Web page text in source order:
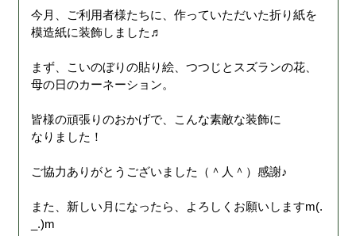
今月、ご利用者様たちに、作っていただいた折り紙を
模造紙に装飾しました♬
まず、こいのぼりの貼り絵、つつじとスズランの花、
母の日のカーネーション。
皆様の頑張りのおかげで、こんな素敵な装飾に
なりました！
ご協力ありがとうございました（＾人＾）感謝♪
また、新しい月になったら、よろしくお願いしますm(.
_.)m